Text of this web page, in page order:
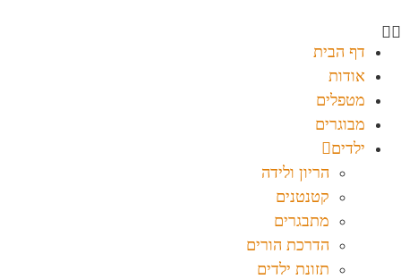
דף הבית
אודות
מטפלים
מבוגרים
ילדים
הריון ולידה
קטנטנים
מתבגרים
הדרכת הורים
תזונת ילדים